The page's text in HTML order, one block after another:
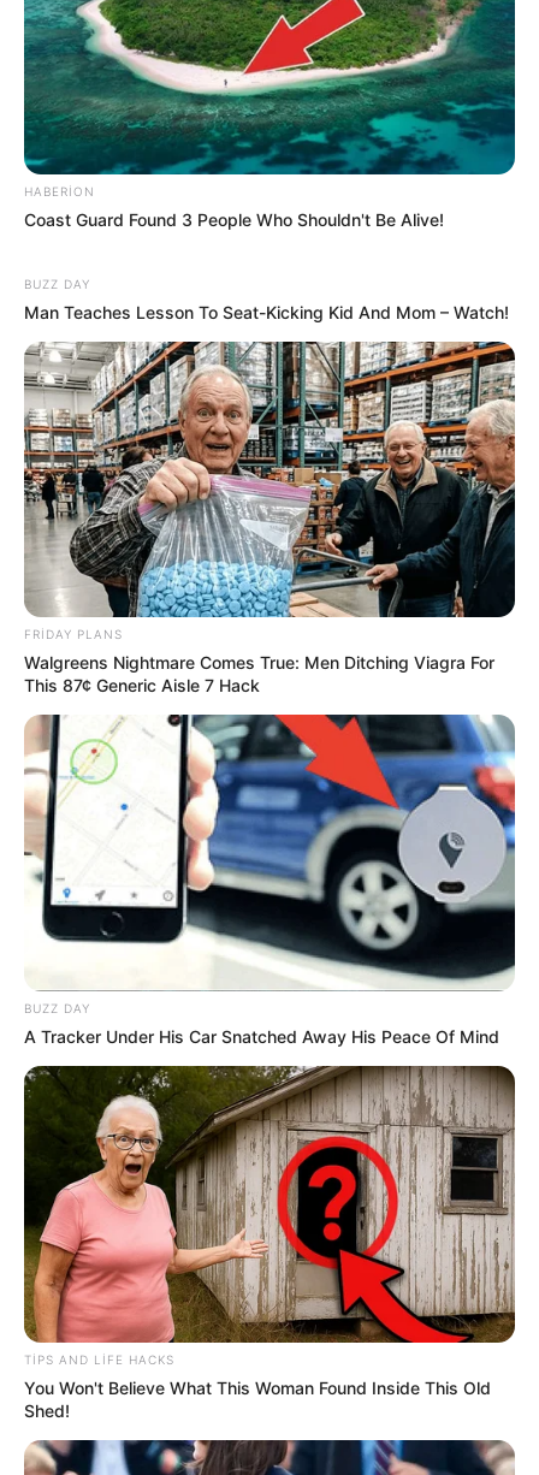
541 0
Bakıda güclü külək gözlənilir -
XƏBƏRDARLIQ
520 0 0
20:17 / 17 İyun 2026 CƏMİYYƏT
AZAL özünü necə təmizə çıxarır? - Tənqidlərə
RƏSMİ CAVAB
1169
00:18 / 16 İyun 2026 DÜNYA
Göyçayda güclü külək fəsadlara yol açıb
479
HABERION
Coast Guard Found 3 People Who Shouldn't Be Alive!
BUZZ DAY
Man Teaches Lesson To Seat-Kicking Kid And Mom – Watch!
FRIDAY PLANS
Walgreens Nightmare Comes True: Men Ditching Viagra For
This 87¢ Generic Aisle 7 Hack
BUZZ DAY
A Tracker Under His Car Snatched Away His Peace Of Mind
TIPS AND LIFE HACKS
You Won't Believe What This Woman Found Inside This Old
Shed!